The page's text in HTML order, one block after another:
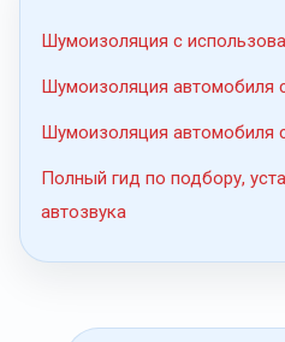
Шумоизоляция с
Шумоизоляция автомобиля
Шумоизоляция автомобиля
Полный гид по подбору,
автозвука